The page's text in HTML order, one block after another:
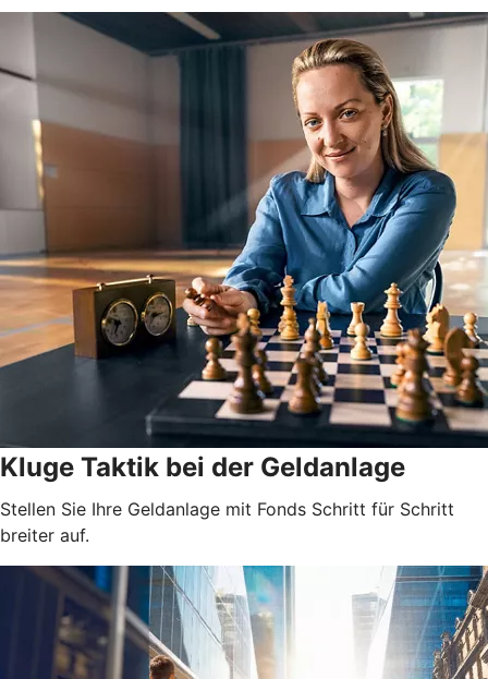
Kluge Taktik bei der Geldanlage
Stellen Sie Ihre Geldanlage mit Fonds Schritt für Schritt
breiter auf.